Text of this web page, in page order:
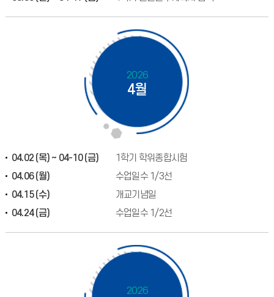
2026
4월
04.02 (목) ~ 04-10 (금)
1학기 학위종합시험
04.06 (월)
수업일수 1/3선
04.15 (수)
개교기념일
04.24 (금)
수업일수 1/2선
2026